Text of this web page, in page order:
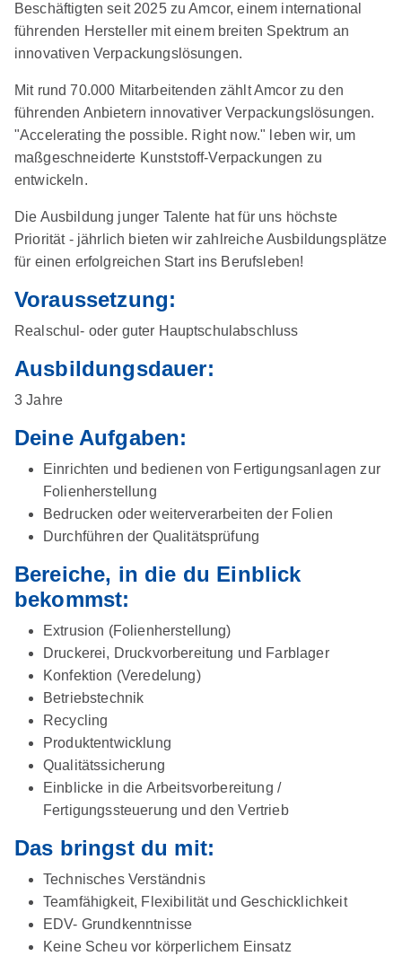
Beschäftigten seit 2025 zu Amcor, einem international
führenden Hersteller mit einem breiten Spektrum an
innovativen Verpackungslösungen.
Mit rund 70.000 Mitarbeitenden zählt Amcor zu den
führenden Anbietern innovativer Verpackungslösungen.
"Accelerating the possible. Right now." leben wir, um
maßgeschneiderte Kunststoff-Verpackungen zu
entwickeln.
Die Ausbildung junger Talente hat für uns höchste
Priorität - jährlich bieten wir zahlreiche Ausbildungsplätze
für einen erfolgreichen Start ins Berufsleben!
Voraussetzung:
Realschul- oder guter Hauptschulabschluss
Ausbildungsdauer:
3 Jahre
Deine Aufgaben:
Einrichten und bedienen von Fertigungsanlagen zur
Folienherstellung
Bedrucken oder weiterverarbeiten der Folien
Durchführen der Qualitätsprüfung
Bereiche, in die du Einblick
bekommst:
Extrusion (Folienherstellung)
Druckerei, Druckvorbereitung und Farblager
Konfektion (Veredelung)
Betriebstechnik
Recycling
Produktentwicklung
Qualitätssicherung
Einblicke in die Arbeitsvorbereitung /
Fertigungssteuerung und den Vertrieb
Das bringst du mit:
Technisches Verständnis
Teamfähigkeit, Flexibilität und Geschicklichkeit
EDV- Grundkenntnisse
Keine Scheu vor körperlichem Einsatz